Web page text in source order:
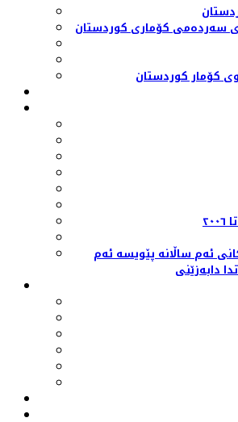
سەردەمی کۆماری کوردستان
کۆمار کوردستان
ئەم ساڵانە پێویسە ئەم
دابەزێنی